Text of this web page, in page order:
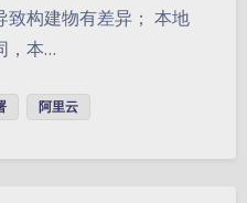
致构建物有差异； 本地
，本…
阿里云